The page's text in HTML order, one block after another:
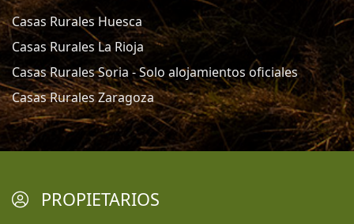
Casas Rurales Huesca
Casas Rurales La Rioja
Casas Rurales Soria - Solo alojamientos oficiales
Casas Rurales Zaragoza
PROPIETARIOS